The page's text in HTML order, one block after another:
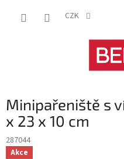
CZK
Minipařeniště s
x 23 x 10 cm
287044
Akce